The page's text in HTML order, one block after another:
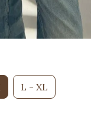
L - XL